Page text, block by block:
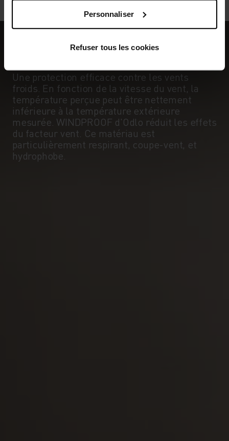
Personnaliser
Refuser tous les cookies
Une protection efficace contre les vents
froids. En fonction de la vitesse du vent, la
température perçue peut être nettement
inférieure à la température extérieure
mesurée. WINDPROOF d'Odlo réduit les effets
du facteur vent. Ce matériau est
particulièrement respirant, coupe-vent, et
hydrophobe.